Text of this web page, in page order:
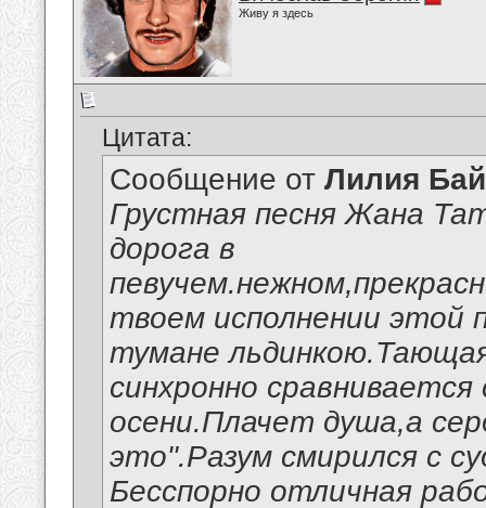
Живу я здесь
Цитата:
Сообщение от Лилия
Грустная песня Жана
дорога в
твоем исполнении этой
тумане
синхронно
осени.Плачет душа,а
это".Разум смирился с
Бесспорно отличная